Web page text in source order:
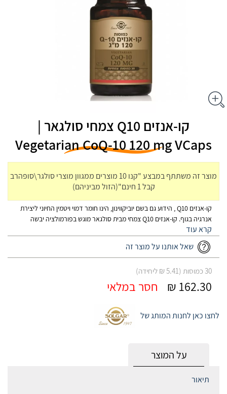
קו-אנזים Q10 צמחי סולגאר |
Vegetarian CoQ-10 120 mg VCaps
מוצר זה משתתף במבצע "קנו 10 מוצרים ממגוון מוצרי סולגר\סופהרב
קבל 1 חינם"(הזול מביניהם)
קו-אנזים Q10 , הידוע גם בשם יוביקווינון, הינו חומר דמוי ויטמין החיוני ליצירת
אנרגיה בגוף. קו-אנזים Q10 צמחי מבית סולגאר מוגש בפורמולציה יבשה
ומופק באמצעות טכנולוגיה ייחודית השומרת על תכונותיו של הרכיב ומבטיחה
ספיגה והטמעה מצוינים בגוף.
שאל אותנו על מוצר זה
30 כמוסות (5.41 ₪ ליחידה)
162.30 ₪ חסר במלאי
לחצו כאן לחנות המותג של
על המוצר
תיאור